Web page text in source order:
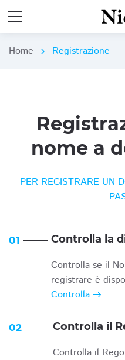
Home chevron_right Registrazione
nome a
PER REGISTRARE UN
01 Controlla la
Controlla se il
registrare è
Controlla
02 Controlla il
Controlla il